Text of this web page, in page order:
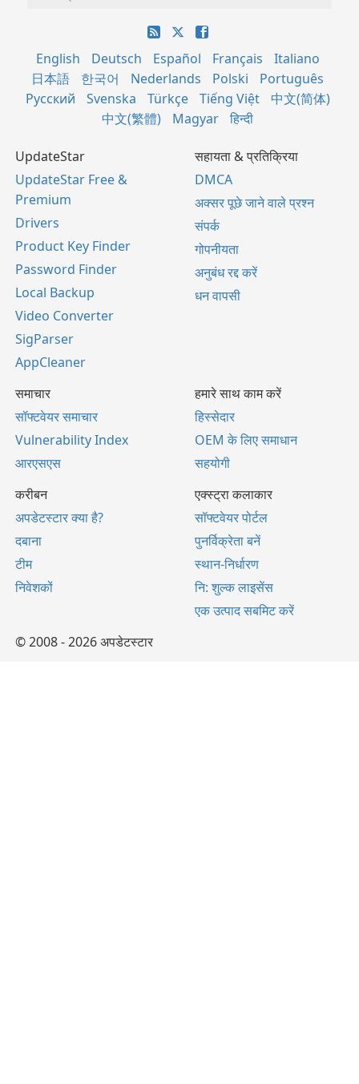
English Deutsch Español Français
Italiano
日本語
한국어 Nederlands Polski
Português
Русский
Svenska Türkçe Tiếng Việt
中文(简体)
中文(繁體)
Magyar हिन्दी
UpdateStar
UpdateStar Free &
Premium
Drivers
Product Key Finder
Password Finder
Local Backup
Video Converter
SigParser
AppCleaner
सहायता & प्रतिक्रिया
DMCA
अक्सर पूछे जाने वाले प्रश्न
संपर्क
गोपनीयता
अनुबंध रद्द करें
धन वापसी
समाचार
सॉफ्टवेयर समाचार
Vulnerability Index
आरएसएस
हमारे साथ काम करें
हिस्सेदार
OEM के लिए समाधान
सहयोगी
करीबन
अपडेटस्टार क्या है?
दबाना
टीम
निवेशकों
एक्स्ट्रा कलाकार
सॉफ्टवेयर पोर्टल
पुनर्विक्रेता बनें
स्थान-निर्धारण
नि: शुल्क लाइसेंस
एक उत्पाद सबमिट करें
© 2008 - 2026 अपडेटस्टार